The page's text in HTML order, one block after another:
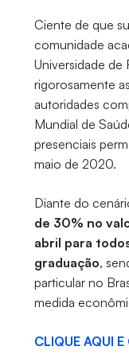
Ciente de que
comunidade
Universidade de
rigorosamente
autoridades
Mundial de
presenciais
maio de 2020.
Diante do
de 30% no
abril para
graduação,
particular no
medida
CLIQUE AQUI